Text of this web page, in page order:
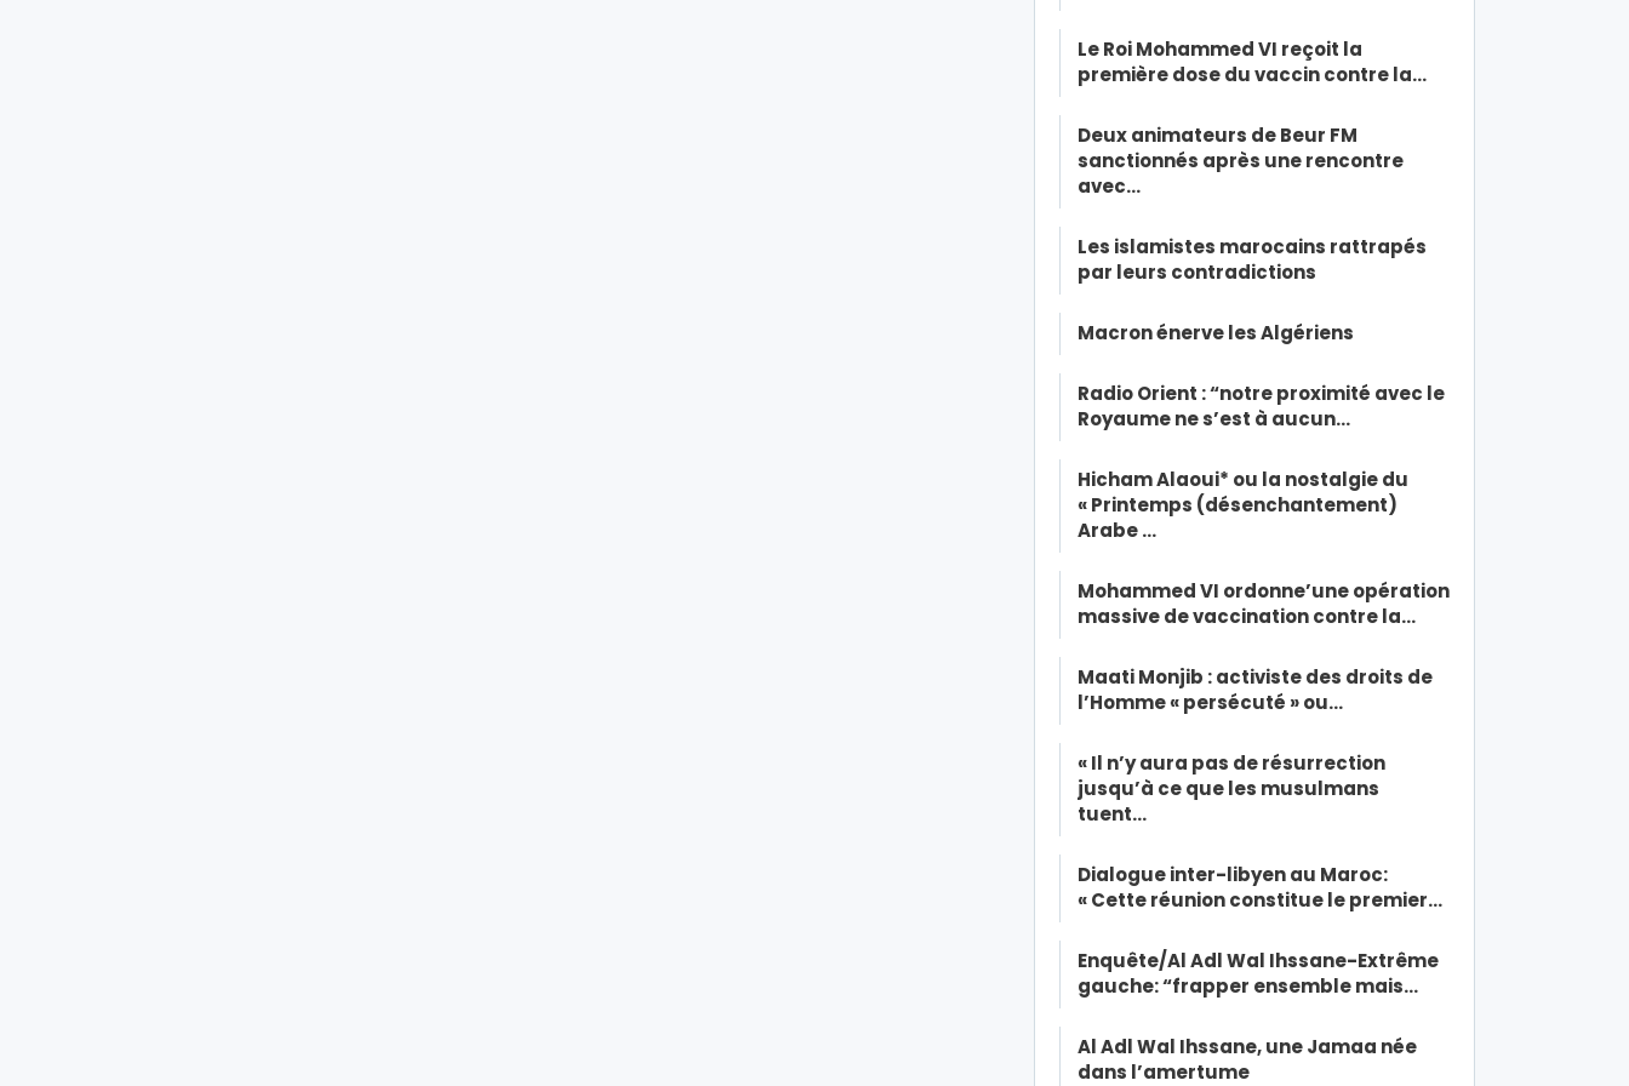
Le Roi Mohammed VI reçoit la
première dose du vaccin contre la…
Deux animateurs de Beur FM
sanctionnés après une rencontre
avec…
Les islamistes marocains rattrapés
par leurs contradictions
Macron énerve les Algériens
Radio Orient : “notre proximité avec le
Royaume ne s’est à aucun…
Hicham Alaoui* ou la nostalgie du
« Printemps (désenchantement)
Arabe …
Mohammed VI ordonne’une opération
massive de vaccination contre la…
Maati Monjib : activiste des droits de
l’Homme « persécuté » ou…
« Il n’y aura pas de résurrection
jusqu’à ce que les musulmans
tuent…
Dialogue inter-libyen au Maroc:
« Cette réunion constitue le premier…
Enquête/Al Adl Wal Ihssane-Extrême
gauche: “frapper ensemble mais…
Al Adl Wal Ihssane, une Jamaa née
dans l’amertume